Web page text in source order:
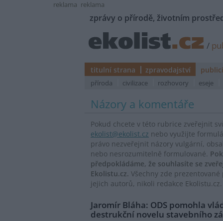
reklama reklama
zprávy o přírodě, životním
/
titulní strana zpravodajství
příroda civilizace rozhovory eseje
Názory a komentáře
Pokud chcete v této rubrice zveřejnit
ekolist@ekolist.cz nebo využijte
právo nezveřejnit názory vulgární,
nebo nesrozumitelně formulované.
předpokládáme, že souhlasíte se
Ekolistu.cz. Všechny zde
jejich autorů, nikoli redakce Ekolistu.cz.
Jaromír Bláha: ODS pomohla
destrukční novelu stavebního